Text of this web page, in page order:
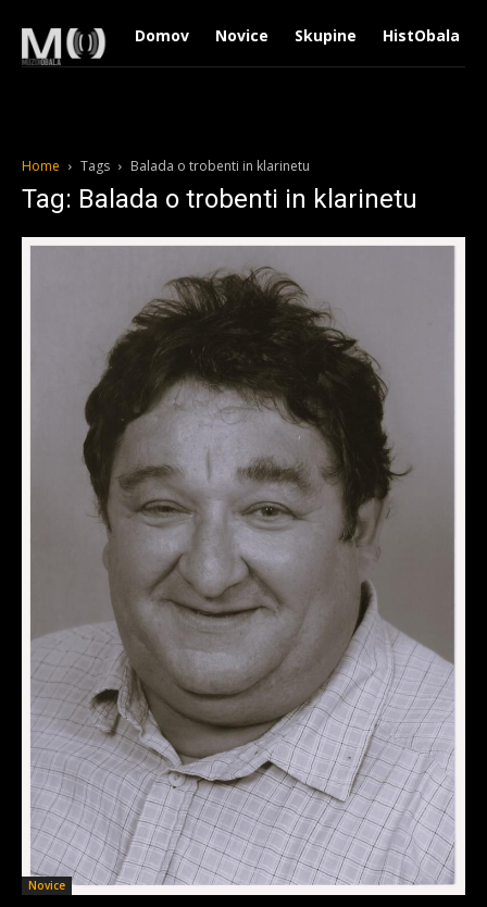
Domov Novice Skupine HistObala
Home Tags Balada o trobenti in klarinetu
Tag: Balada o trobenti in klarinetu
Novice